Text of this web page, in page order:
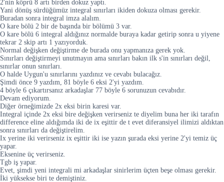
2'nin köprü 8 artı birden dokuz yaptı.
Yani dönüş sürdüğümüz integral sınırları ikiden dokuza olması gerekir.
Buradan sonra integral imza alalım.
O kare bölü 2 bir de başında bir bölümü 3 var.
O kare bölü 6 integral aldığınız normalde buraya kadar getirip sonra u yiyene
tekrar 2 skip artı 1 yazıyorduk.
Normal değişken değiştirme de burada onu yapmanıza gerek yok.
Sınırları değiştirmeyi unutmayın ama sınırları bakın ilk s'in sınırları değil,
sınırlar onun sınırları.
O halde Uygun'u sınırlarını yazdınız ve cevabı bulacağız.
Şimdi önce 9 yazdım, 81 böyle 6 eksi 2'yi yazdım.
4 böyle 6 çıkartırsanız arkadaşlar 77 böyle 6 sorunuzun cevabıdır.
Devam ediyorum.
Diğer örneğimizde 2x eksi birin karesi var.
Integral içinde 2x eksi bire değişken verirseniz te diyelim buna her iki tarafın
difference eline aldığımda iki de ix eşittir de t evet diferansiyel ilimizi aldıktan
sonra sınırları da değiştirelim.
Ix yerine iki verirseniz ix eşittir iki ise yazın şurada eksi yerine 2'yi temiz üç
yapar.
Eksenine üç verirseniz.
Tgb iş yapar.
Evet, şimdi yeni integrali mi arkadaşlar sinirlerim üçten beşe olması gerekir.
İki yüksekse biri te demiştiniz.